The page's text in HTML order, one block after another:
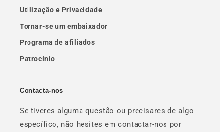
Utilização e Privacidade
Tornar-se um embaixador
Programa de afiliados
Patrocínio
Contacta-nos
Se tiveres alguma questão ou precisares de algo
específico, não hesites em contactar-nos por